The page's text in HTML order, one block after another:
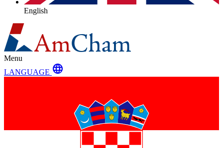
English
Menu
LANGUAGE language